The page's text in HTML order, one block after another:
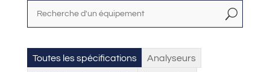
U
Toutes les spécifications
Analyseurs